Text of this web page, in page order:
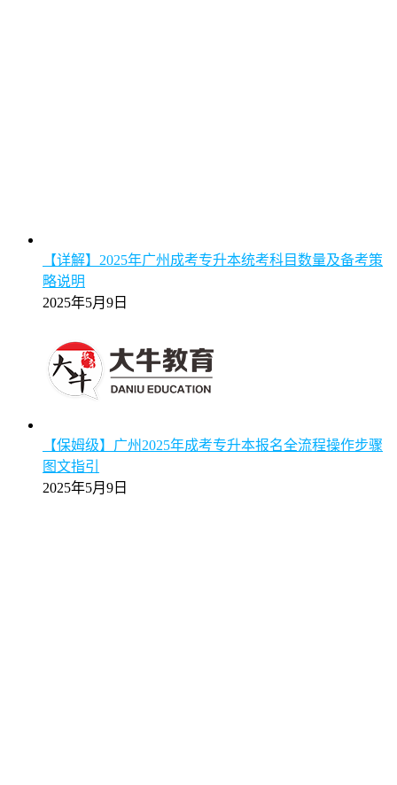
【详解】2025年广州成考专升本统考科目数量及备考策
略说明
2025年5月9日
【保姆级】广州2025年成考专升本报名全流程操作步骤
图文指引
2025年5月9日